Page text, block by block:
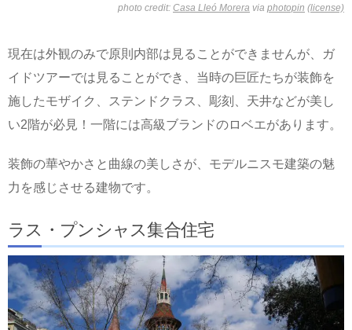
photo credit: Casa Lleó Morera via photopin (license)
現在は外観のみで原則内部は見ることができませんが、ガ
イドツアーでは見ることができ、当時の巨匠たちが装飾を
施したモザイク、ステンドクラス、彫刻、天井などが美し
い2階が必見！一階には高級ブランドのロベエがあります。
装飾の華やかさと曲線の美しさが、モデルニスモ建築の魅
力を感じさせる建物です。
ラス・プンシャス集合住宅